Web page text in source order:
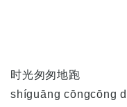
时光匆匆地跑
shíguāng cōngcōng